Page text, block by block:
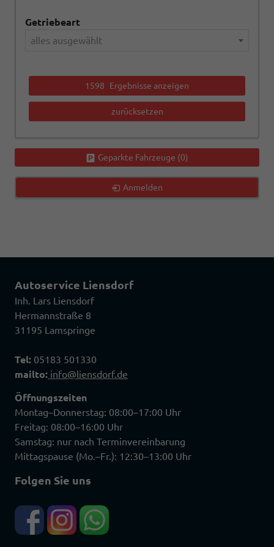
Getriebeart
alles ausgewählt
1598 Ergebnisse anzeigen
zurücksetzen
Geparkte Fahrzeuge (0)
Anmelden
Autoservice Liensdorf
Inh. Lars Liensdorf
Hermannstraße 8
31195 Lamspringe
Tel: 05183 501330
mailto: info@liensdorf.de
Öffnungszeiten
Montag–Donnerstag: 08:00–17:00 Uhr
Freitag: 08:00–16:00 Uhr
Samstag: nur nach Terminvereinbarung
Mittagspause (Mo.–Fr.): 12:30–13:00 Uhr
Folgen Sie uns